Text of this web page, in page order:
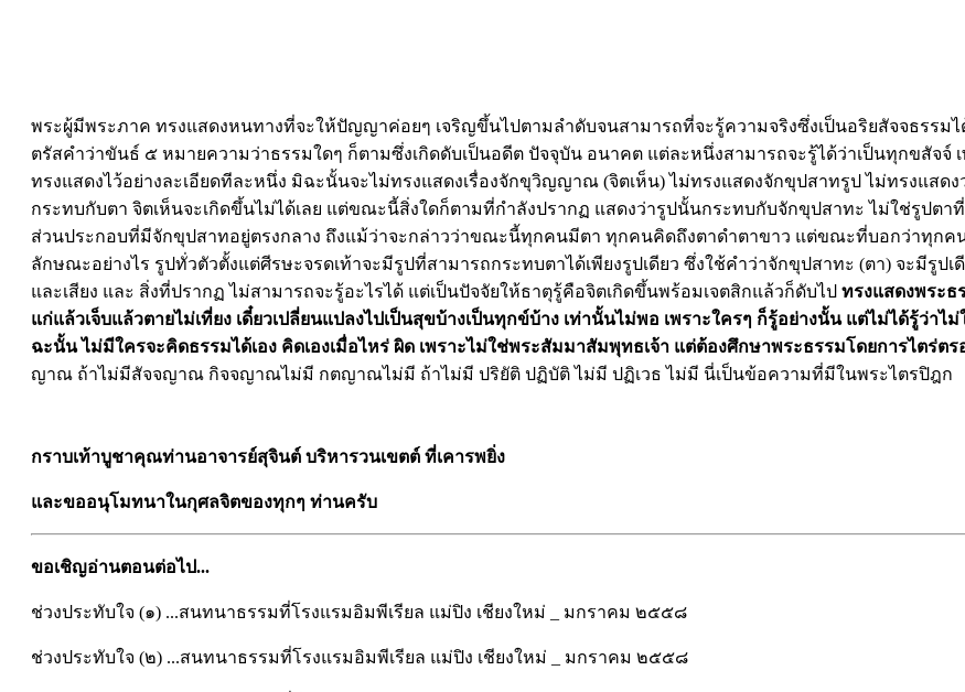
พระผู้มีพระภาค ทรงแสดงหนทางที่จะให้ปัญญาค่อยๆ เจริญขึ้นไปตามลำดับจนสามารถที่จะรู้ความจริงซึ่งเป็นอริยสัจจธรรม
ตรัสคำว่าขันธ์ ๕ หมายความว่าธรรมใดๆ ก็ตามซึ่งเกิดดับเป็นอดีต ปัจจุบัน อนาคต แต่ละหนึ่งสามารถจะรู้ได้ว่าเป็นทุกขสัจ
ทรงแสดงไว้อย่างละเอียดทีละหนึ่ง มิฉะนั้นจะไม่ทรงแสดงเรื่องจักขุวิญญาณ (จิตเห็น) ไม่ทรงแสดงจักขุปสาทรูป ไม่ทรงแส
กระทบกับตา จิตเห็นจะเกิดขึ้นไม่ได้เลย แต่ขณะนี้สิ่งใดก็ตามที่กำลังปรากฏ แสดงว่ารูปนั้นกระทบกับจักขุปสาทะ ไม่ใช่รูปตา
ส่วนประกอบที่มีจักขุปสาทอยู่ตรงกลาง ถึงแม้ว่าจะกล่าวว่าขณะนี้ทุกคนมีตา ทุกคนคิดถึงตาดำตาขาว แต่ขณะที่บอกว่าทุกค
ลักษณะอย่างไร รูปทั่วตัวตั้งแต่ศีรษะจรดเท้าจะมีรูปที่สามารถกระทบตาได้เพียงรูปเดียว ซึ่งใช้คำว่าจักขุปสาทะ (ตา) จะมีรูป
และเสียง และ สิ่งที่ปรากฏ ไม่สามารถจะรู้อะไรได้ แต่เป็นปัจจัยให้ธาตุรู้คือจิตเกิดขึ้นพร้อมเจตสิกแล้วก็ดับไป ทรงแสดงพระธ
แก่แล้วเจ็บแล้วตายไม่เที่ยง เดี๋ยวเปลี่ยนแปลงไปเป็นสุขบ้างเป็นทุกข์บ้าง เท่านั้นไม่พอ เพราะใครๆ ก็รู้อย่างนั้น แต่ไม่ได้รู้ว่าไม่
ฉะนั้น ไม่มีใครจะคิดธรรมได้เอง คิดเองเมื่อไหร่ ผิด เพราะไม่ใช่พระสัมมาสัมพุทธเจ้า แต่ต้องศึกษาพระธรรมโดยการไตร่ตร
ญาณ ถ้าไม่มีสัจจญาณ กิจจญาณไม่มี กตญาณไม่มี ถ้าไม่มี ปริยัติ ปฏิบัติ ไม่มี ปฏิเวธ ไม่มี นี่เป็นข้อความที่มีในพระไตรปิฎก
กราบเท้าบูชาคุณท่านอาจารย์สุจินต์ บริหารวนเขตต์ ที่เคารพยิ่ง
และขออนุโมทนาในกุศลจิตของทุกๆ ท่านครับ
ขอเชิญอ่านตอนต่อไป...
ช่วงประทับใจ (๑) ...สนทนาธรรมที่โรงแรมอิมพีเรียล แม่ปิง เชียงใหม่ _ มกราคม ๒๕๕๘
ช่วงประทับใจ (๒) ...สนทนาธรรมที่โรงแรมอิมพีเรียล แม่ปิง เชียงใหม่ _ มกราคม ๒๕๕๘